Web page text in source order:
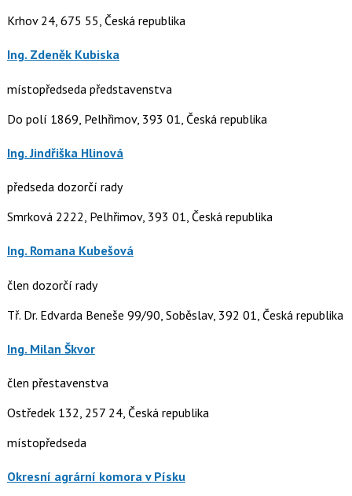
Krhov 24, 675 55, Česká republika
Ing. Zdeněk Kubiska
místopředseda představenstva
Do polí 1869, Pelhřimov, 393 01, Česká republika
Ing. Jindřiška Hlinová
předseda dozorčí rady
Smrková 2222, Pelhřimov, 393 01, Česká republika
Ing. Romana Kubešová
člen dozorčí rady
Tř. Dr. Edvarda Beneše 99/90, Soběslav, 392 01, Česká republika
Ing. Milan Škvor
člen přestavenstva
Ostředek 132, 257 24, Česká republika
místopředseda
Okresní agrární komora v Písku